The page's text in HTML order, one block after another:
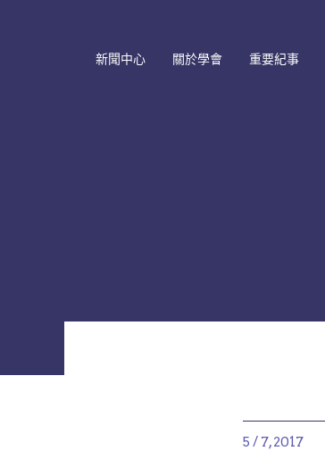
新聞中心 關於學會 重要紀事
5 / 7,2017